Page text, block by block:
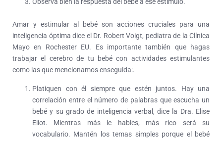
Observa bien la respuesta del bebé a ese estímulo.
Amar y estimular al bebé son acciones cruciales para una
inteligencia óptima dice el Dr. Robert Voigt, pediatra de la Clínica
Mayo en Rochester EU. Es importante también que hagas
trabajar el cerebro de tu bebé con actividades estimulantes
como las que mencionamos enseguida:.
Platiquen con él siempre que estén juntos. Hay una
correlación entre el número de palabras que escucha un
bebé y su grado de inteligencia verbal, dice la Dra. Elise
Eliot. Mientras más le hables, más rico será su
vocabulario. Mantén los temas simples porque el bebé